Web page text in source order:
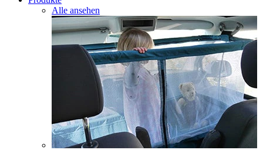
Alle ansehen